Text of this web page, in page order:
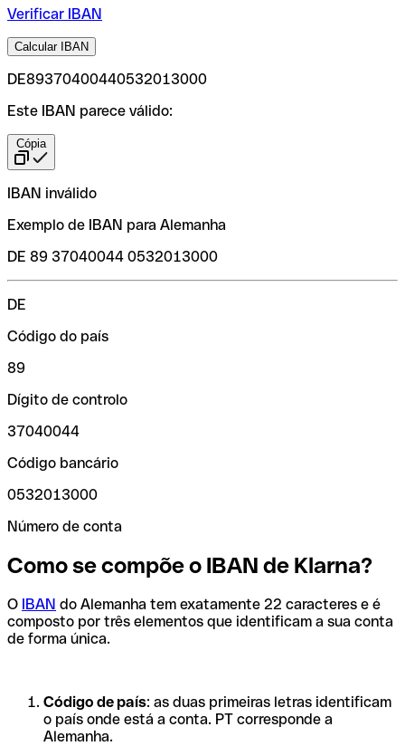
Verificar IBAN
Calcular IBAN
DE89370400440532013000
Este IBAN parece válido:
Cópia
IBAN inválido
Exemplo de IBAN para Alemanha
DE 89 37040044 0532013000
DE
Código do país
89
Dígito de controlo
37040044
Código bancário
0532013000
Número de conta
Como se compõe o IBAN de Klarna?
O IBAN do Alemanha tem exatamente 22 caracteres e é
composto por três elementos que identificam a sua conta
de forma única.
Código de país: as duas primeiras letras identificam
o país onde está a conta. PT corresponde a
Alemanha.